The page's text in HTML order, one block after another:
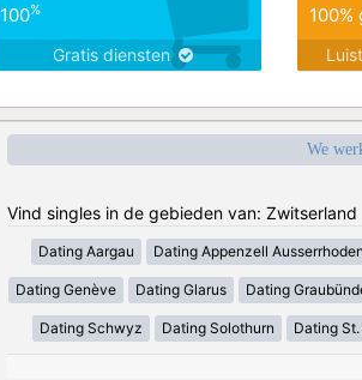
100%
Gratis diensten
100%
We
Vind singles in de gebieden van: Zwitserland
Dating Aargau Dating Appenzell Ausserrhoden
Dating Genève Dating Glarus Dating
Dating Schwyz Dating Solothurn Dating